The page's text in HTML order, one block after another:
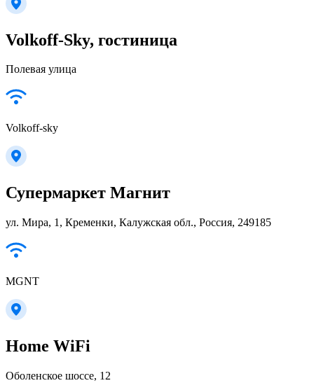
Volkoff-Sky, гостиница
Полевая улица
Volkoff-sky
Супермаркет Магнит
ул. Мира, 1, Кременки, Калужская обл., Россия, 249185
MGNT
Home WiFi
Оболенское шоссе, 12